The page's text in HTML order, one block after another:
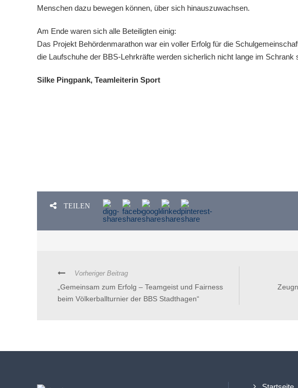
Menschen dazu bewegen können, über sich hinauszuwachsen.
Am Ende waren sich alle Beteiligten einig:
Das Projekt Behördenmarathon war ein voller Erfolg für die
die Laufschuhe der BBS-Lehrkräfte werden sicherlich nicht lange im Schrank
Silke Pingpank, Teamleiterin Sport
TEILEN
Vorheriger Beitrag
„Gemeinsam zum Erfolg – Teamgeist und Fairness
beim Völkerballturnier der BBS Stadthagen“